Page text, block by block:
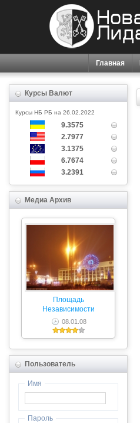
Главная
Курсы Валют
Курсы НБ РБ на 26.02.2022
9.3575
2.7977
3.1375
6.7674
3.2391
Медиа Архив
Площадь
Независимости
08.01.08
Пользователь
Имя
Пароль